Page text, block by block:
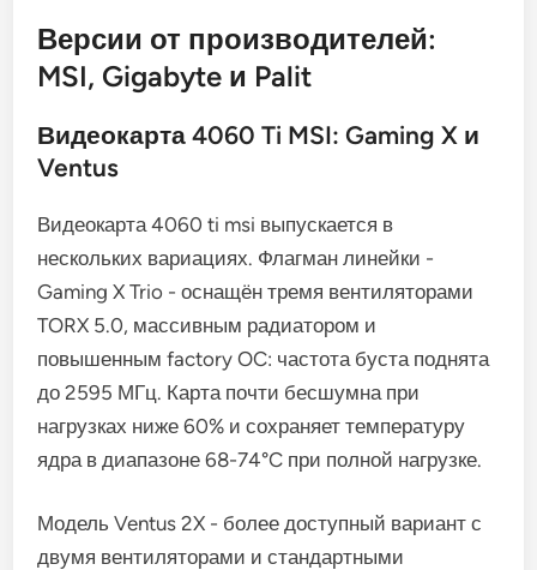
Версии от производителей:
MSI, Gigabyte и Palit
Видеокарта 4060 Ti MSI: Gaming X и
Ventus
Видеокарта 4060 ti msi выпускается в
нескольких вариациях. Флагман линейки -
Gaming X Trio - оснащён тремя вентиляторами
TORX 5.0, массивным радиатором и
повышенным factory OC: частота буста поднята
до 2595 МГц. Карта почти бесшумна при
нагрузках ниже 60% и сохраняет температуру
ядра в диапазоне 68-74°C при полной нагрузке.
Модель Ventus 2X - более доступный вариант с
двумя вентиляторами и стандартными